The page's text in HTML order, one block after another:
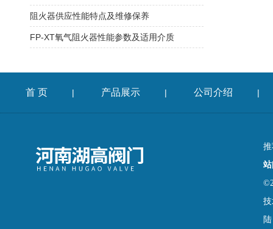
阻火器供应性能特点及维修保养
FP-XT氧气阻火器性能参数及适用介质
首 页 | 产品展示 | 公司介绍 |
陆